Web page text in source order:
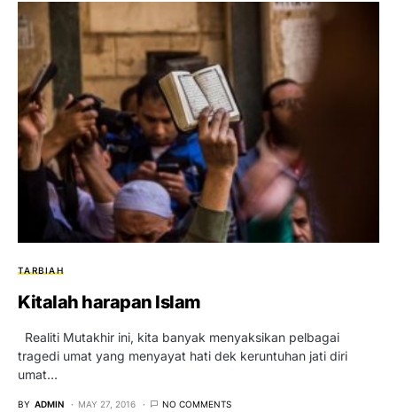
TARBIAH
Kitalah harapan Islam
Realiti Mutakhir ini, kita banyak menyaksikan pelbagai
tragedi umat yang menyayat hati dek keruntuhan jati diri
umat…
BY ADMIN MAY 27, 2016 NO COMMENTS